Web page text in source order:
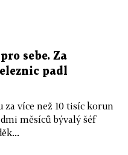
sebe. Za
padl
více než 10 tisíc korun
měsíců bývalý šéf